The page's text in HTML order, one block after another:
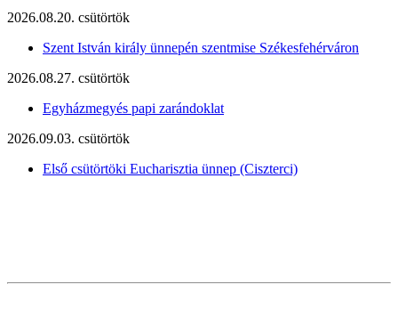
2026.08.20. csütörtök
Szent István király ünnepén szentmise Székesfehérváron
2026.08.27. csütörtök
Egyházmegyés papi zarándoklat
2026.09.03. csütörtök
Első csütörtöki Eucharisztia ünnep (Ciszterci)